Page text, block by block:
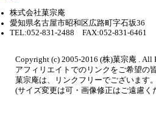
株式会社菓宗庵
愛知県名古屋市昭和区広路町字石坂36
TEL:052-831-2488 FAX:052-831-6461
Copyright (c) 2005-2016 (株)菓宗庵 . All
アフィリエイトでのリンクをご希望の
菓宗庵は、リンクフリーでございます
(サイズ変更は可・画像修正はご遠慮